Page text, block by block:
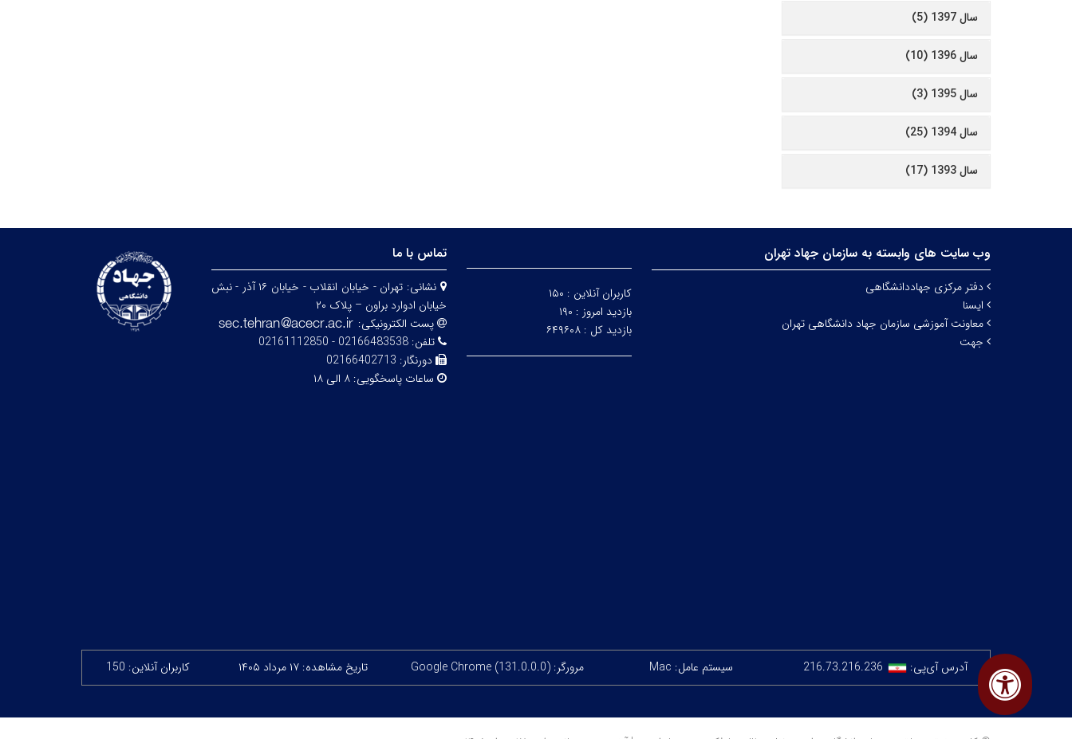
سال 1397 (5)
سال 1396 (10)
سال 1395 (3)
سال 1394 (25)
سال 1393 (17)
وب سایت های وابسته به سازمان جهاد تهران
دفتر مرکزی جهاددانشگاهی
ایسنا
معاونت آموزشی سازمان جهاد دانشگاهی تهران
جهت
کاربران آنلاین : ۱۵۰
بازدید امروز : ۱۹۰
بازدید کل : ۶۴۹۶۰۸
تماس با ما
نشانی:
تهران - خیابان انقلاب - خیابان ۱۶ آذر - نبش
خیابان ادوارد براون – پلاک ۲۰
پست الکترونیکی:
تلفن:02166483538 - 02161112850
دورنگار: 02166402713
ساعات پاسخگویی:۸ الی ۱۸
آدرس آی‌پی: 216.73.216.236 سیستم عامل: Mac مرورگر: Google Chrome (131.0.0.0) تاریخ مشاهده: ۱۷ مرداد ۱۴۰۵ کاربران آنلاین: 150